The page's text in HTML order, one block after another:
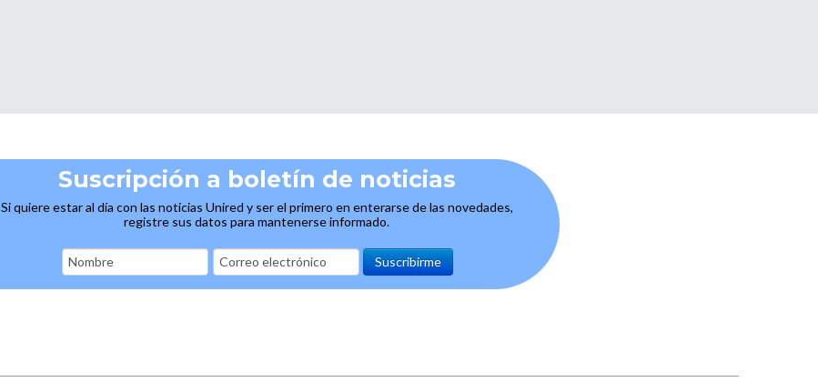
Suscripción a boletín de noticias
Si quiere estar al día con las noticias Unired y ser el primero en enterarse de las novedades,
registre sus datos para mantenerse informado.